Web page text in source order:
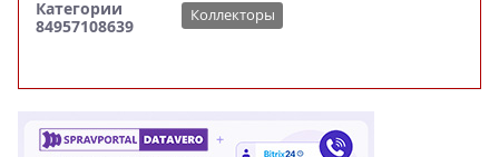
Категории
84957108639
Коллекторы